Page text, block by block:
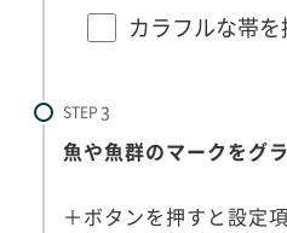
カラフルな帯を
STEP
魚や魚群のマークをグ
＋ボタンを押すと設定